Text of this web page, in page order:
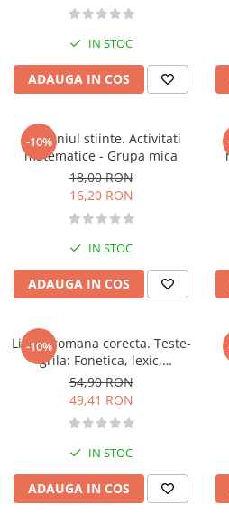
Carti pentru copii
Activitati si jocuri pentru copii
Atlase, dictionare si enciclopedii
Benzi desenate
Carti de colorat
Carti pentru copii
Povesti si povestiri
Dictionare si enciclopedii
Atlase, dictionare si enciclopedii
Dictionare de limba romana
Dictionare tematice
Enciclopedii
Diete si fitness
Diete si alimentatie sanatoasa
Fitness si frumusete
Diverse
IN STOC
ADAUGA IN COS
-10%
Domeniul stiinte. Activitati
matematice - Grupa mica
18,00 RON
16,20 RON
IN STOC
ADAUGA IN COS
-10%
Limba romana corecta. Teste-
grila: Fonetica, lexic,
morfologie, sintaxa
54,90 RON
49,41 RON
IN STOC
ADAUGA IN COS